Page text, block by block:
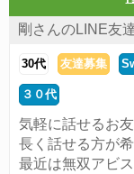
剛さんのLINE友
30代 友達募集
３０代
気軽に話せるお
長く話せる方が
最近は無双アビ